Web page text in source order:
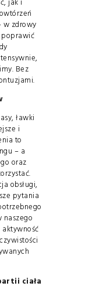
w zdrowy
poprawić
Bez
ławki
i
to
– a
oraz
obsługi,
pytania
naszego
ciała